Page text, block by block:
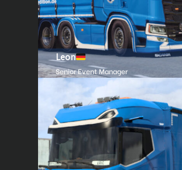
Leon
Senior Event Manager